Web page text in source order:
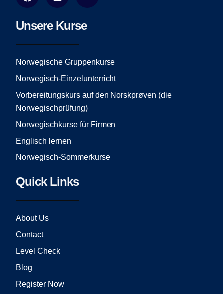
e
o
o
t
g
r
m
t
e
Unsere Kurse
Norwegische Gruppenkurse
Norwegisch-Einzelunterricht
Vorbereitungskurs auf den Norskprøven (die
Norwegischprüfung)
Norwegischkurse für Firmen
Englisch lernen
Norwegisch-Sommerkurse
Quick Links
About Us
Contact
Level Check
Blog
Register Now